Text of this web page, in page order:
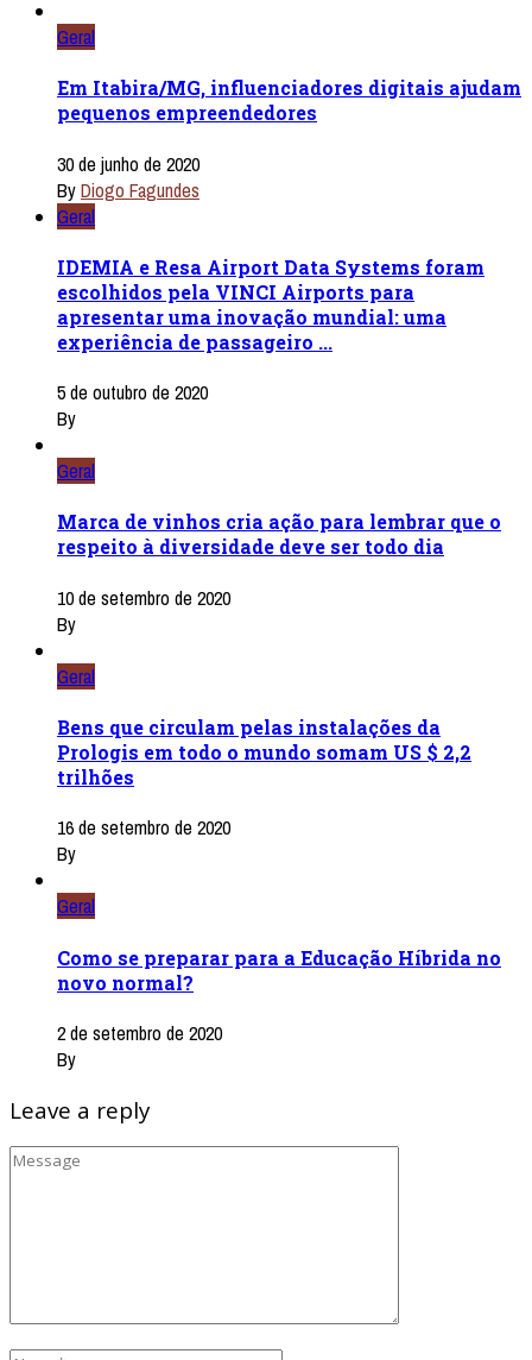
Geral
Em Itabira/MG, influenciadores digitais ajudam
pequenos empreendedores
30 de junho de 2020
ByDiogo Fagundes
Geral
IDEMIA e Resa Airport Data Systems foram
escolhidos pela VINCI Airports para
apresentar uma inovação mundial: uma
experiência de passageiro ...
5 de outubro de 2020
By
Geral
Marca de vinhos cria ação para lembrar que o
respeito à diversidade deve ser todo dia
10 de setembro de 2020
By
Geral
Bens que circulam pelas instalações da
Prologis em todo o mundo somam US $ 2,2
trilhões
16 de setembro de 2020
By
Geral
Como se preparar para a Educação Híbrida no
novo normal?
2 de setembro de 2020
By
Leave a reply